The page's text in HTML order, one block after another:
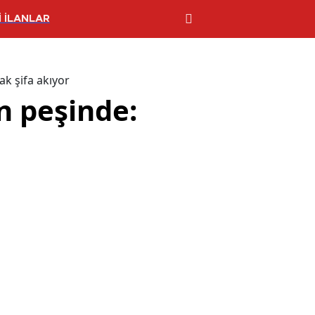
İLANLAR
şifa akıyor
peşinde: